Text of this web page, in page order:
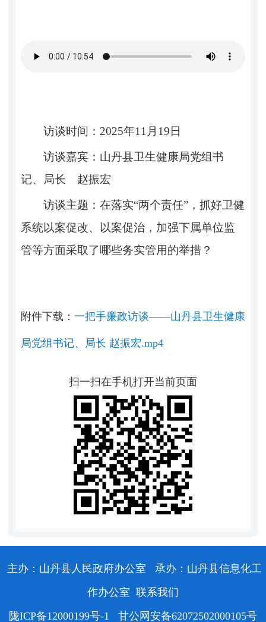
访谈时间： 2025年11月19日
访谈嘉宾：山丹县卫生健康局党组书
记、局长 赵振宏
访谈主题：在落实“两个责任”，抓好卫健
系统以案促改、以案促治，加强下属单位监
管等方面采取了哪些务实管用的举措？
附件下载： 一把手廉政访谈——山丹县卫生健康
局党组书记、局长 赵振宏.mp4
扫一扫在手机打开当前页面
主办：山丹县人民政府办公室
承办：山丹县信息化工
作办公室 联系我们
陇ICP备12000199号-1
甘公网安备62072502000105号